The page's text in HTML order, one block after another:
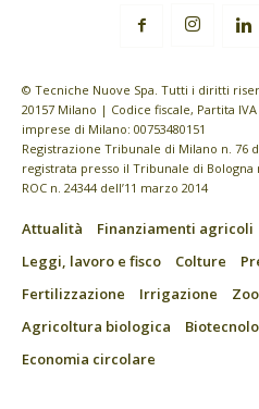
© Tecniche Nuove Spa. Tutti i diritti
20157 Milano | Codice fiscale, Partita
imprese di Milano: 00753480151
Registrazione Tribunale di Milano n. 76
registrata presso il Tribunale di Bologna
ROC n. 24344 dell’11 marzo 2014
Attualità Finanziamenti agricoli
Leggi, lavoro e fisco
Colture
Fertilizzazione
Irrigazione
Agricoltura biologica
Economia circolare